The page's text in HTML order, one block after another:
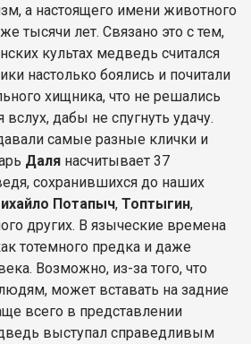
а настоящего имени животного
тысячи лет. Связано это с тем,
культах медведь считался
настолько боялись и почитали
хищника, что не решались
вслух, дабы не спугнуть удачу.
самые разные клички и
Даля насчитывает 37
сохранившихся до наших
Потапыч, Топтыгин,
других. В языческие времена
тотемного предка и даже
Возможно, из-за того, что
может вставать на задние
всего в представлении
выступал справедливым